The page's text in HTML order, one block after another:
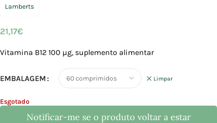
Lamberts
21,17€
Vitamina B12 100 µg, suplemento alimentar
EMBALAGEM Limpar
Esgotado
Notificar-me se o produto voltar a estar